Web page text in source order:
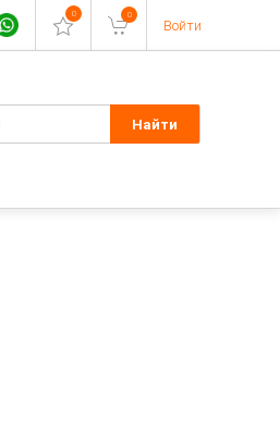
0 0
Войти